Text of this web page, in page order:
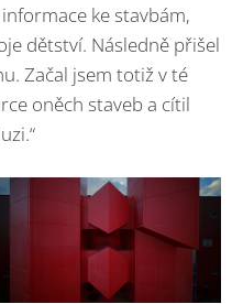
ke stavbám,
dětství. Následně přišel
Začal jsem totiž v té
oněch staveb a cítil